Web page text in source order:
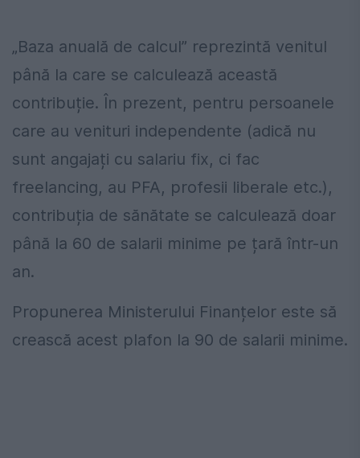
„Baza anuală de calcul” reprezintă venitul
până la care se calculează această
contribuție. În prezent, pentru persoanele
care au venituri independente (adică nu
sunt angajați cu salariu fix, ci fac
freelancing, au PFA, profesii liberale etc.),
contribuția de sănătate se calculează doar
până la 60 de salarii minime pe țară într-un
an.
Propunerea Ministerului Finanțelor este să
crească acest plafon la 90 de salarii minime.